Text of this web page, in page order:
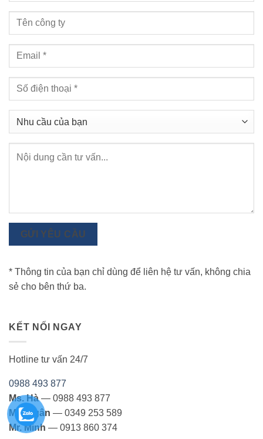
GỬI YÊU CẦU
* Thông tin của bạn chỉ dùng để liên hệ tư vấn, không chia
sẻ cho bên thứ ba.
KẾT NỐI NGAY
Hotline tư vấn 24/7
0988 493 877
Ms. Hà— 0988 493 877
Ms. Ngân — 0349 253 589
Mr. Minh — 0913 860 374